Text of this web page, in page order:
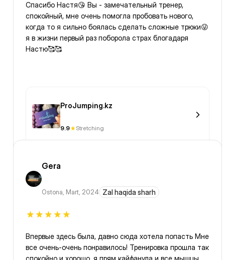
Спасибо Настя😘 Вы - замечательный тренер,
спокойный, мне очень помогла пробовать нового,
когда то я сильно боялась сделать сложные трюки😜
я в жизни первый раз поборола страх блогадаря
Настю🥰🥰
ProJumping.kz
9.9 Stretching
Gera
Ostona, Mart, 2024 Zal haqida sharh
Впервые здесь была, давно сюда хотела попасть Мне
все очень-очень понравилось! Тренировка прошла так